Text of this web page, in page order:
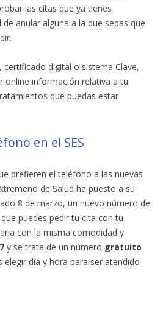
las citas que ya tienes
anular alguna a la que sepas que
, certificado digital o sistema Clave,
online información relativa a tu
que puedas estar
en el SES
prefieren el teléfono a las nuevas
de Salud ha puesto a su
8 de marzo, un nuevo número de
puedes pedir tu cita con tu
con la misma comodidad y
y se trata de un número gratuito
elegir día y hora para ser atendido